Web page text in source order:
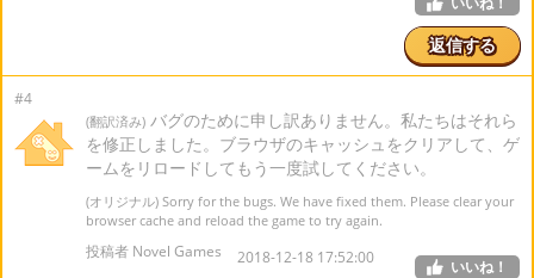
返信する
#4
(翻訳済み) バグのために申し訳ありません。私たちはそれら
を修正しました。ブラウザのキャッシュをクリアして、ゲ
ームをリロードしてもう一度試してください。
(オリジナル) Sorry for the bugs. We have fixed them. Please clear your
browser cache and reload the game to try again.
投稿者 Novel Games 2018-12-18 17:52:00 いいね！